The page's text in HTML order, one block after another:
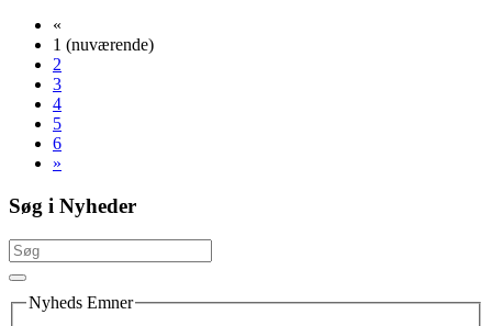
«
1 (nuværende)
2
3
4
5
6
»
Søg i Nyheder
Nyheds Emner